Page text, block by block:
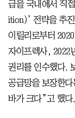
급을 국내에서 직
ition)’ 전략을 추
이릴리로부터
자이프렉사, 2022
권리를 인수했다.
공급망을 보장한
바가 크다”고 했다.